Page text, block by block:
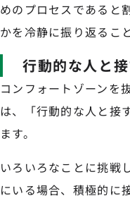
めのプロセスであると
かを冷静に振り返るこ
行動的な人と
コンフォートゾーンを
は、「行動的な人と接
ます。
いろいろなことに挑戦
にいる場合、積極的に